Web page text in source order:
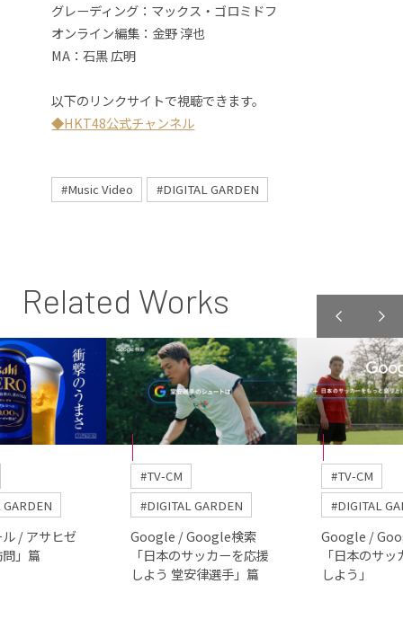
グレーディング ：マックス・ゴロミドフ
オンライン編集：金野 淳也
MA：石黒 広明
以下のリンクサイトで視聴できます。
◆HKT48公式チャンネル
#Music Video #DIGITAL GARDEN
Related Works
/ アサヒゼ
」篇
#TV-CM
#DIGITAL GARDEN
Google / Google検索
「日本のサッカーを応援
しよう 堂安律選手」篇
#TV-CM
#DIGITAL
Google /
「日本のサ
しよう」